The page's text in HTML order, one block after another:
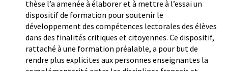
thèse l’a amenée à élaborer et à mettre à l’essai un
dispositif de formation pour soutenir le
développement des compétences lectorales des élèves
dans des finalités critiques et citoyennes. Ce dispositif,
rattaché à une formation préalable, a pour but de
rendre plus explicites aux personnes enseignantes la